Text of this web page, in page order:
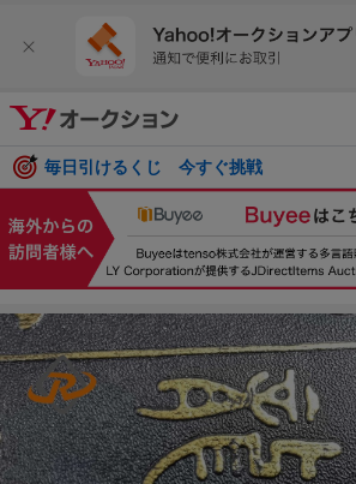
毎日引けるくじ 今すぐ挑戦